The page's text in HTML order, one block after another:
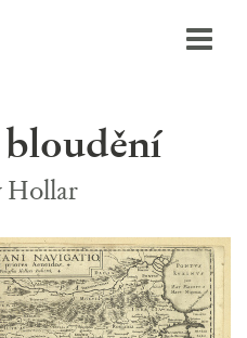
Hollar